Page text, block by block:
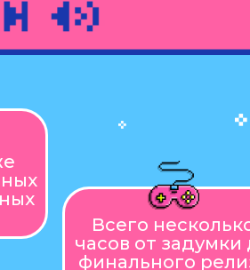
Всего
часов от задумки
финального